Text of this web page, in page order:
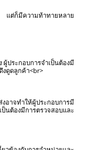
แต่ก็มีความท้าทายหลาย
ประกอบการจำเป็นต้องมี
งดูดลูกค้า<br>
าจทำให้ผู้ประกอบการมี
ต้องมีการตรวจสอบและ